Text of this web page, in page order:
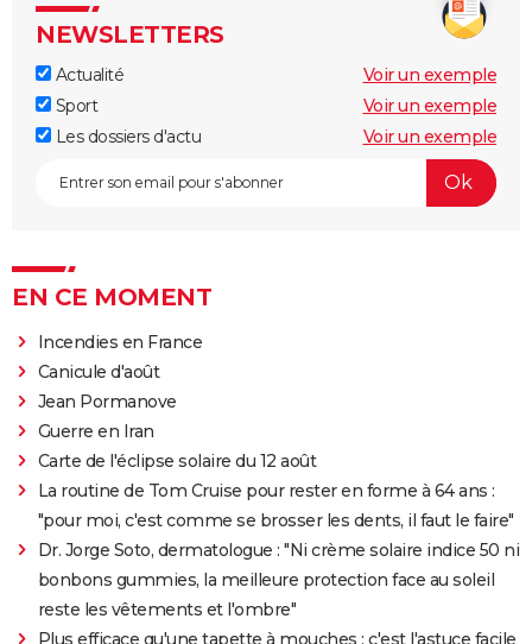
NEWSLETTERS
Actualité
Voir un exemple
Sport
Voir un exemple
Les dossiers d'actu
Voir un exemple
EN CE MOMENT
Incendies en France
Canicule d'août
Jean Pormanove
Guerre en Iran
Carte de l'éclipse solaire du 12 août
La routine de Tom Cruise pour rester en forme à 64 ans :
"pour moi, c'est comme se brosser les dents, il faut le faire"
Dr. Jorge Soto, dermatologue : "Ni crème solaire indice 50 ni
bonbons gummies, la meilleure protection face au soleil
reste les vêtements et l'ombre"
Plus efficace qu'une tapette à mouches : c'est l'astuce facile